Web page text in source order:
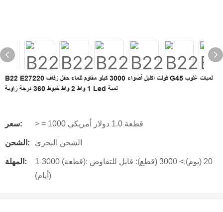
B22 E27220 فولت اكليل أضواء 3000 كيلو مقاوم للماء حفل زفاف G45 لمبات غلوب
1 واط 2 واط خيوط 360 درجة زاوية Led لمبة
سعر: > = 1000 قطعة 1.0 دولار أمريكي
الشحن: الشحن البحري
المهلة:
1-3000 (قطعة): 20 (يوم),> 3000 (قطع): قابل للتفاوض
(أيام)